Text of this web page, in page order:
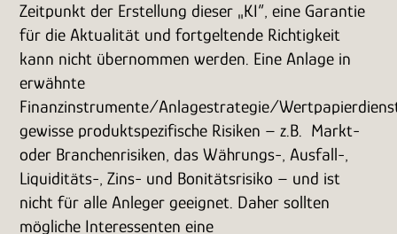
Zeitpunkt der Erstellung dieser „KI“, eine Garantie
für die Aktualität und fortgeltende Richtigkeit
kann nicht übernommen werden. Eine Anlage in
erwähnte
Finanzinstrumente/Anlagestrategie/
gewisse produktspezifische Risiken – z.B. Markt-
oder Branchenrisiken, das Währungs-, Ausfall-,
Liquiditäts-, Zins- und Bonitätsrisiko – und ist
nicht für alle Anleger geeignet. Daher sollten
mögliche Interessenten eine